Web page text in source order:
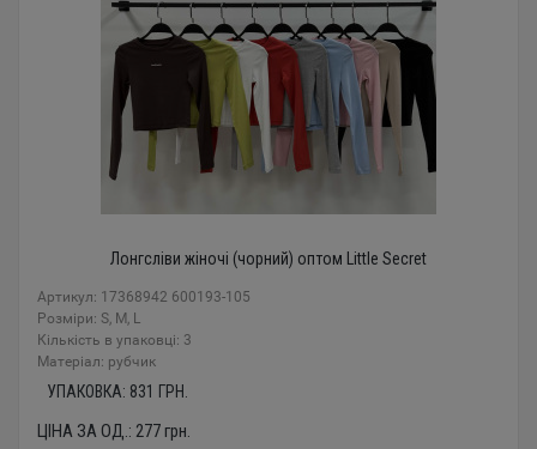
Лонгсліви жіночі (чорний) оптом Little Secret
Артикул: 17368942 600193-105
Розміри: S, M, L
Кількість в упаковці: 3
Mатеріал: рубчик
УПАКОВКА: 831 ГРН.
ЦІНА ЗА ОД.: 277грн.